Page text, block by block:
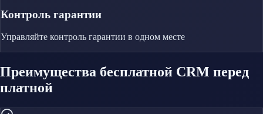
Контроль гарантии
Управляйте контроль гарантии в одном месте
Преимущества бесплатной CRM перед
платной